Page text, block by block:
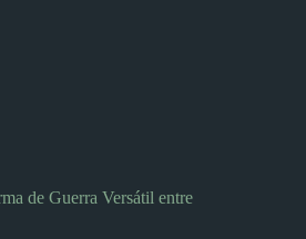
de Guerra Versátil entre